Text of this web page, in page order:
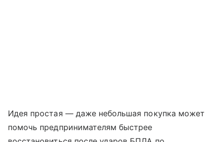
Идея простая — даже небольшая покупка может
помочь предпринимателям быстрее